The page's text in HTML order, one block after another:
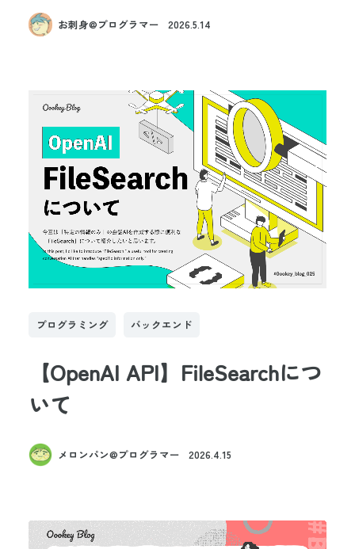
お刺身@プログラマー 2026.5.14
プログラミング バックエンド
【OpenAI API】FileSearchにつ
いて
メロンパン@プログラマー 2026.4.15